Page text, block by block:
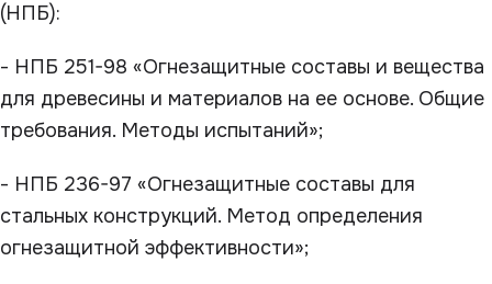
(НПБ):
- НПБ 251-98 «Огнезащитные составы и вещества
для древесины и материалов на ее основе. Общие
требования. Методы испытаний»;
- НПБ 236-97 «Огнезащитные составы для
стальных конструкций. Метод определения
огнезащитной эффективности»;